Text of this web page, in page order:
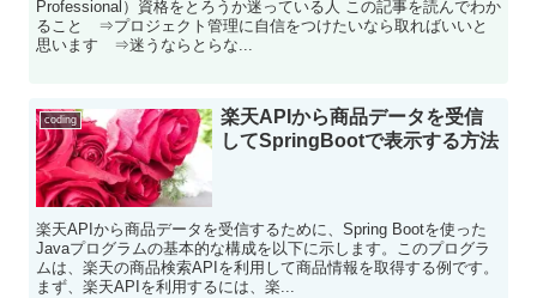
Professional）資格をとろうか迷っている人 この記事を読んでわか
ること ⇒プロジェクト管理に自信をつけたいなら取ればいいと
思います ⇒迷うならとらな...
coding
楽天APIから商品データを受信
してSpringBootで表示する方法
楽天APIから商品データを受信するために、Spring Bootを使った
Javaプログラムの基本的な構成を以下に示します。このプログラ
ムは、楽天の商品検索APIを利用して商品情報を取得する例です。
まず、楽天APIを利用するには、楽...